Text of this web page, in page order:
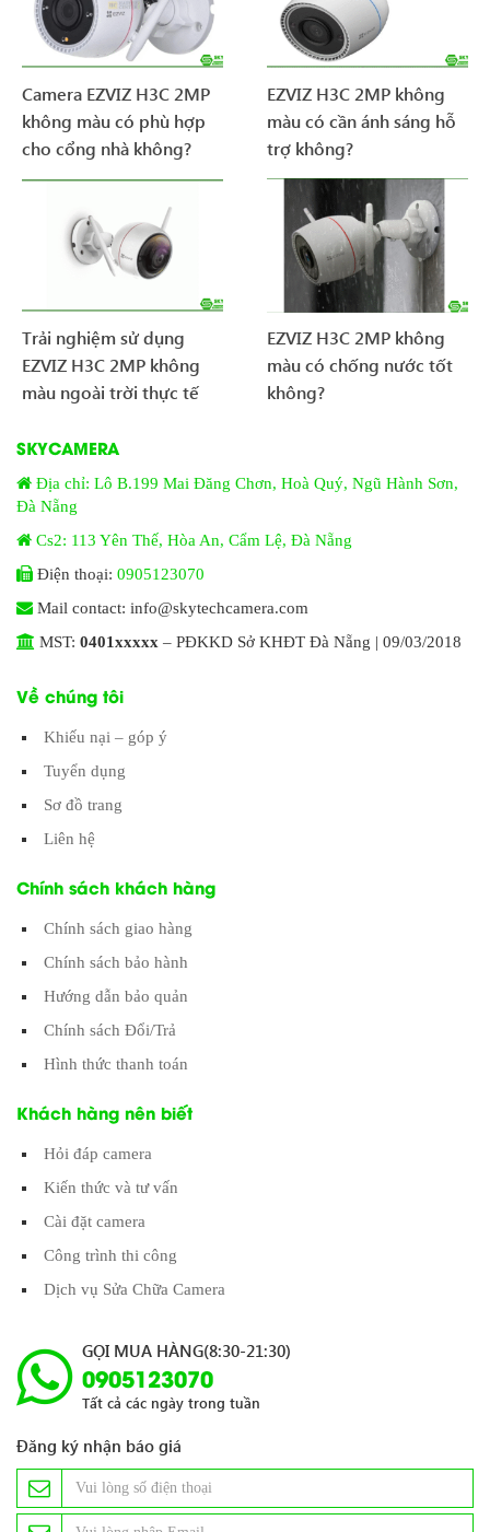
Camera EZVIZ H3C 2MP
không màu có phù hợp
cho cổng nhà không?
EZVIZ H3C 2MP không
màu có cần ánh sáng hỗ
trợ không?
Trải nghiệm sử dụng
EZVIZ H3C 2MP không
màu ngoài trời thực tế
EZVIZ H3C 2MP không
màu có chống nước tốt
không?
SKYCAMERA
Địa chỉ: Lô B.199 Mai Đăng Chơn, Hoà Quý, Ngũ Hành Sơn,
Đà Nẵng
Cs2: 113 Yên Thế, Hòa An, Cẩm Lệ, Đà Nẵng
Điện thoại: 0905123070
Mail contact: info@skytechcamera.com
MST: 0401xxxxx – PĐKKD Sở KHĐT Đà Nẵng | 09/03/2018
Về chúng tôi
Khiếu nại – góp ý
Tuyển dụng
Sơ đồ trang
Liên hệ
Chính sách khách hàng
Chính sách giao hàng
Chính sách bảo hành
Hướng dẫn bảo quản
Chính sách Đổi/Trả
Hình thức thanh toán
Khách hàng nên biết
Hỏi đáp camera
Kiến thức và tư vấn
Cài đặt camera
Công trình thi công
Dịch vụ Sửa Chữa Camera
GỌI MUA HÀNG(8:30-21:30)
0905123070
Tất cả các ngày trong tuần
Đăng ký nhận báo giá